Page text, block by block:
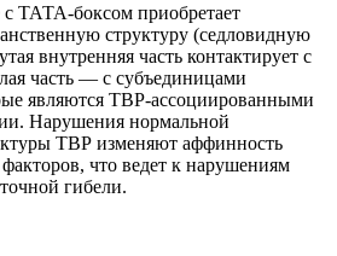
ТАТА-боксом приобретает
структуру (седловидную
внутренняя часть контактирует с
часть — с субъединицами
являются ТВР-ассоциированными
Нарушения нормальной
ТВР изменяют аффинность
что ведет к нарушениям
гибели.